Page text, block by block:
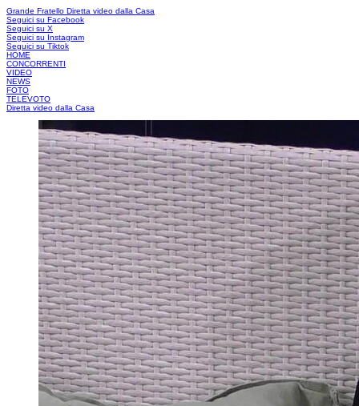
Grande Fratello Diretta video dalla Casa
Seguici su Facebook
Seguici su X
Seguici su Instagram
Seguici su Tiktok
HOME
CONCORRENTI
VIDEO
NEWS
FOTO
TELEVOTO
Diretta video dalla Casa